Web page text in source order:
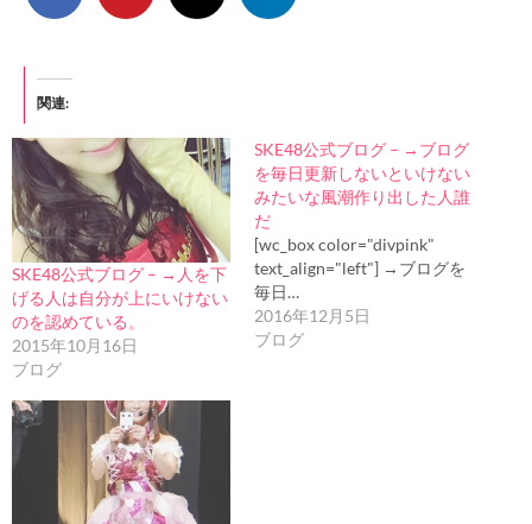
関連
SKE48公式ブログ – →人を下
げる人は自分が上にいけない
のを認めている。
2015年10月16日
ブログ
SKE48公式ブログ – →ブログ
を毎日更新しないといけない
みたいな風潮作り出した人誰
だ
[wc_box color="divpink"
text_align="left"] →ブログを
毎日…
2016年12月5日
ブログ